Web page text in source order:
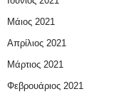
Μάιος 2021
Απρίλιος 2021
Μάρτιος 2021
Φεβρουάριος 2021